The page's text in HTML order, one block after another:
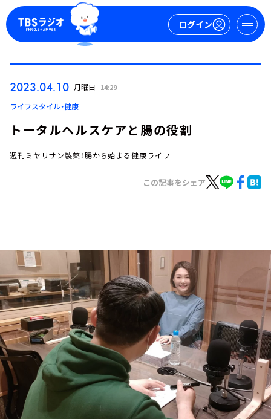
ログイン
ログイン
トピックス
TBS Podcast
お知らせ
イベント・グッズ
YouTube
会社情報
2023.04.10 月曜日 14:29
ライフスタイル・健康
トータルヘルスケアと腸の役割
週刊ミヤリサン製薬！腸から始まる健康ライフ
この記事をシェア